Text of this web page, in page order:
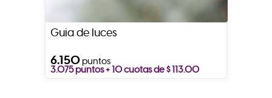
Guia de luces
6.150puntos
3.075 puntos + 10 cuotas de $ 113.00